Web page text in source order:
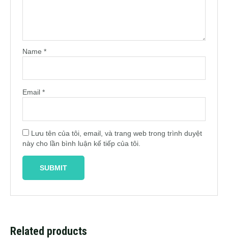
Name*
Email*
Lưu tên của tôi, email, và trang web trong trình duyệt
này cho lần bình luận kế tiếp của tôi.
Related products